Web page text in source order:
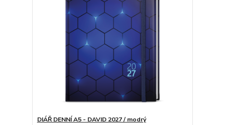
DIÁŘ DENNÍ A5 - DAVID 2027 / modrý